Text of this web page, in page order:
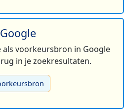
als voorkeursbron in Google
in je zoekresultaten.